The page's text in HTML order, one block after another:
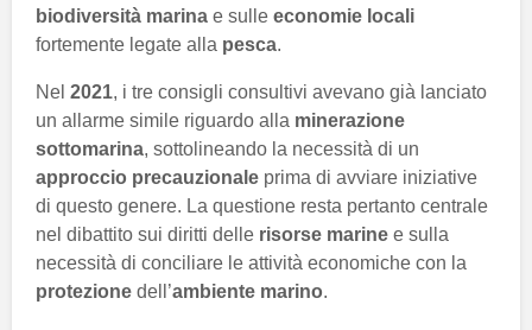
biodiversità marina e sulle economie locali
fortemente legate alla pesca.
Nel 2021, i tre consigli consultivi avevano già lanciato
un allarme simile riguardo alla minerazione
sottomarina, sottolineando la necessità di un
approccio precauzionale prima di avviare iniziative
di questo genere. La questione resta pertanto centrale
nel dibattito sui diritti delle risorse marine e sulla
necessità di conciliare le attività economiche con la
protezione dell’ambiente marino.